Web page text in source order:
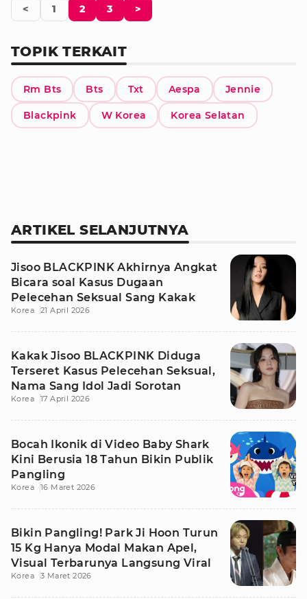
< 1 2 3 >
TOPIK TERKAIT
Rm Bts Bts Txt Aespa Jennie
Blackpink W Korea Korea Selatan
ARTIKEL SELANJUTNYA
Jisoo BLACKPINK Akhirnya Angkat
Bicara soal Kasus Dugaan
Pelecehan Seksual Sang Kakak
Korea 21 April 2026
Kakak Jisoo BLACKPINK Diduga
Terseret Kasus Pelecehan Seksual,
Nama Sang Idol Jadi Sorotan
Korea 17 April 2026
Bocah Ikonik di Video Baby Shark
Kini Berusia 18 Tahun Bikin Publik
Pangling
Korea 16 Maret 2026
Bikin Pangling! Park Ji Hoon Turun
15 Kg Hanya Modal Makan Apel,
Visual Terbarunya Langsung Viral
Korea 3 Maret 2026